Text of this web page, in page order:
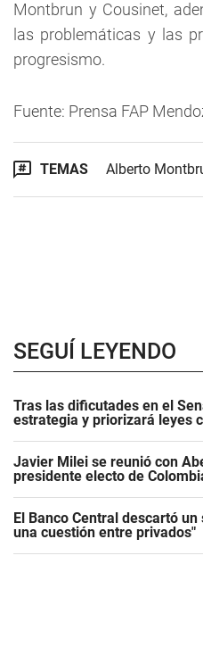
Montbrun y Cousinet,
las problemáticas y las
progresismo.
Fuente: Prensa FAP
TEMAS Alberto
SEGUÍ LEYENDO
Tras las dificutades en el
estrategia y priorizará leyes
Javier Milei se reunió con
presidente electo de
El Banco Central descartó
una cuestión entre privados"